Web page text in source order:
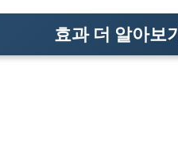
효과 더 알아보